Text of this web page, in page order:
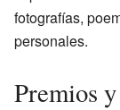
fotografías,
personales.
Premios